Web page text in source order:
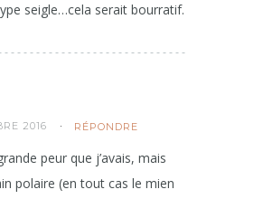
seigle…cela serait bourratif.
2016 RÉPONDRE
peur que j’avais, mais
polaire (en tout cas le mien